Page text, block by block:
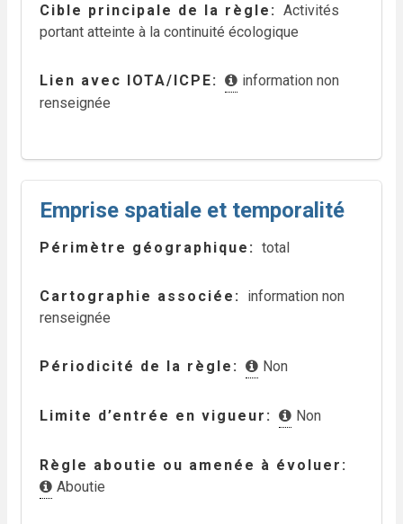
Cible principale de la règle
Activités
portant atteinte à la continuité écologique
Lien avec IOTA/ICPE
information non
renseignée
Emprise spatiale et temporalité
Périmètre géographique total
Cartographie associée
information non
renseignée
Périodicité de la règle Non
Limite d’entrée en vigueur Non
Règle aboutie ou amenée à évoluer
Aboutie